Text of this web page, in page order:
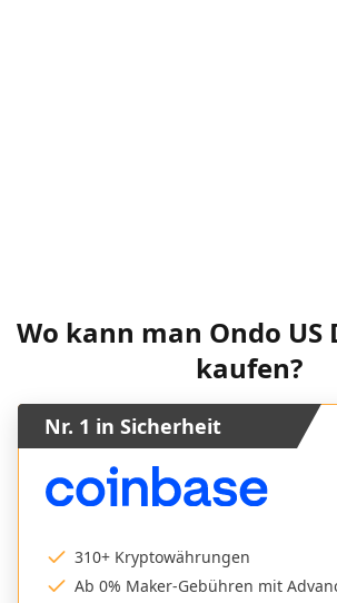
Wo kann man Ondo US
kaufen?
Nr. 1 in Sicherheit
310+ Kryptowährungen
Ab 0% Maker-Gebühren mit